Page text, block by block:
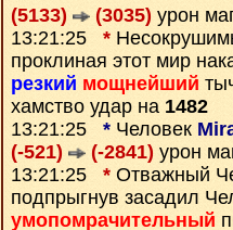
(5133)
(3035) урон
13:21:25 *
проклиная этот мир
резкий мощнейший
хамство удар на 1482
13:21:25 * Человек
(-521)
(-2841) урон
13:21:25 * Отважный
подпрыгнув засадил
умопомрачительный